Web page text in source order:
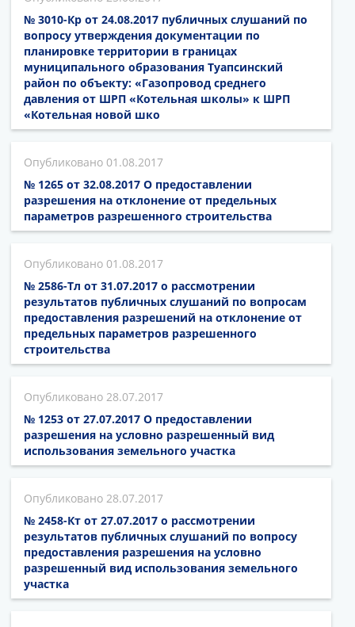
№ 3010-Кр от 24.08.2017 публичных слушаний по
вопросу утверждения документации по
планировке территории в границах
муниципального образования Туапсинский
район по объекту: «Газопровод среднего
давления от ШРП «Котельная школы» к ШРП
«Котельная новой шко
01.08.2017
№ 1265 от 32.08.2017 О предоставлении
разрешения на отклонение от предельных
параметров разрешенного строительства
01.08.2017
№ 2586-Тл от 31.07.2017 о рассмотрении
результатов публичных слушаний по вопросам
предоставления разрешений на отклонение от
предельных параметров разрешенного
строительства
28.07.2017
№ 1253 от 27.07.2017 О предоставлении
разрешения на условно разрешенный вид
использования земельного участка
28.07.2017
№ 2458-Кт от 27.07.2017 о рассмотрении
результатов публичных слушаний по вопросу
предоставления разрешения на условно
разрешенный вид использования земельного
участка